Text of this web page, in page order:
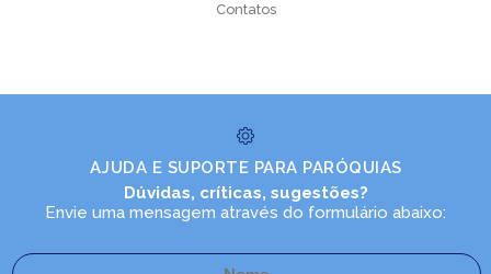
Contatos
AJUDA E SUPORTE PARA PARÓQUIAS
Dúvidas, críticas, sugestões?
Envie uma mensagem através do formulário abaixo: